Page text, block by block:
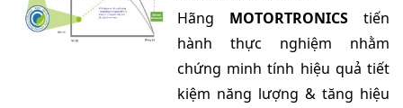
Hãng MOTORTRONICS tiến
hành thực nghiệm nhằm
chứng minh tính hiệu quả tiết
kiệm năng lượng & tăng hiệu